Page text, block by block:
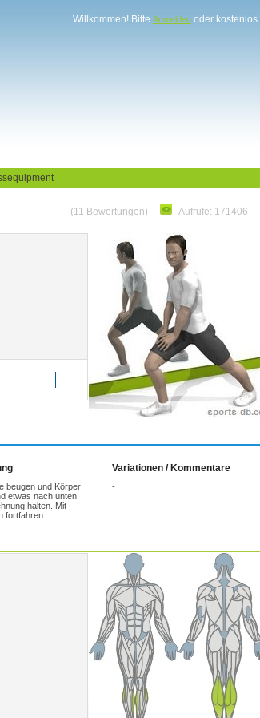
Willkommen! Bitte Anmelden oder kostenlos
(11 Bewertungen) Aufrufe: 171406
beugen und Körper
etwas nach unten
halten. Mit
fortfahren.
Variationen / Kommentare
-